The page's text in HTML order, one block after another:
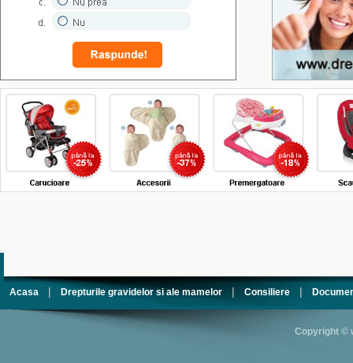
Acasa |Drepturile gravidelor si ale mamelor |Consiliere |
Copyright ©